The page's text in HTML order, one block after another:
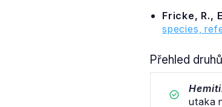
Fricke, R.,
species,
Přehled druhů
utaka